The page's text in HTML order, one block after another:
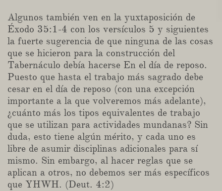
Algunos también ven en la yuxtaposición de
Éxodo 35:1-4 con los versículos 5 y siguientes
la fuerte sugerencia de que ninguna de las cosas
que se hicieron para la construcción del
Tabernáculo debía hacerse En el día de reposo.
Puesto que hasta el trabajo más sagrado debe
cesar en el día de reposo (con una excepción
importante a la que volveremos más adelante),
¿cuánto más los tipos equivalentes de trabajo
que se utilizan para actividades mundanas? Sin
duda, esto tiene algún mérito, y cada uno es
libre de asumir disciplinas adicionales para sí
mismo. Sin embargo, al hacer reglas que se
aplican a otros, no debemos ser más específicos
que YHWH. (Deut. 4:2)